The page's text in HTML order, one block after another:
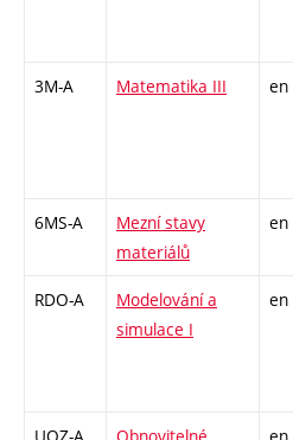
3M-A Matematika III en
6MS-A
Mezní stavy
materiálů
en
RDO-A
Modelování a
simulace I
en